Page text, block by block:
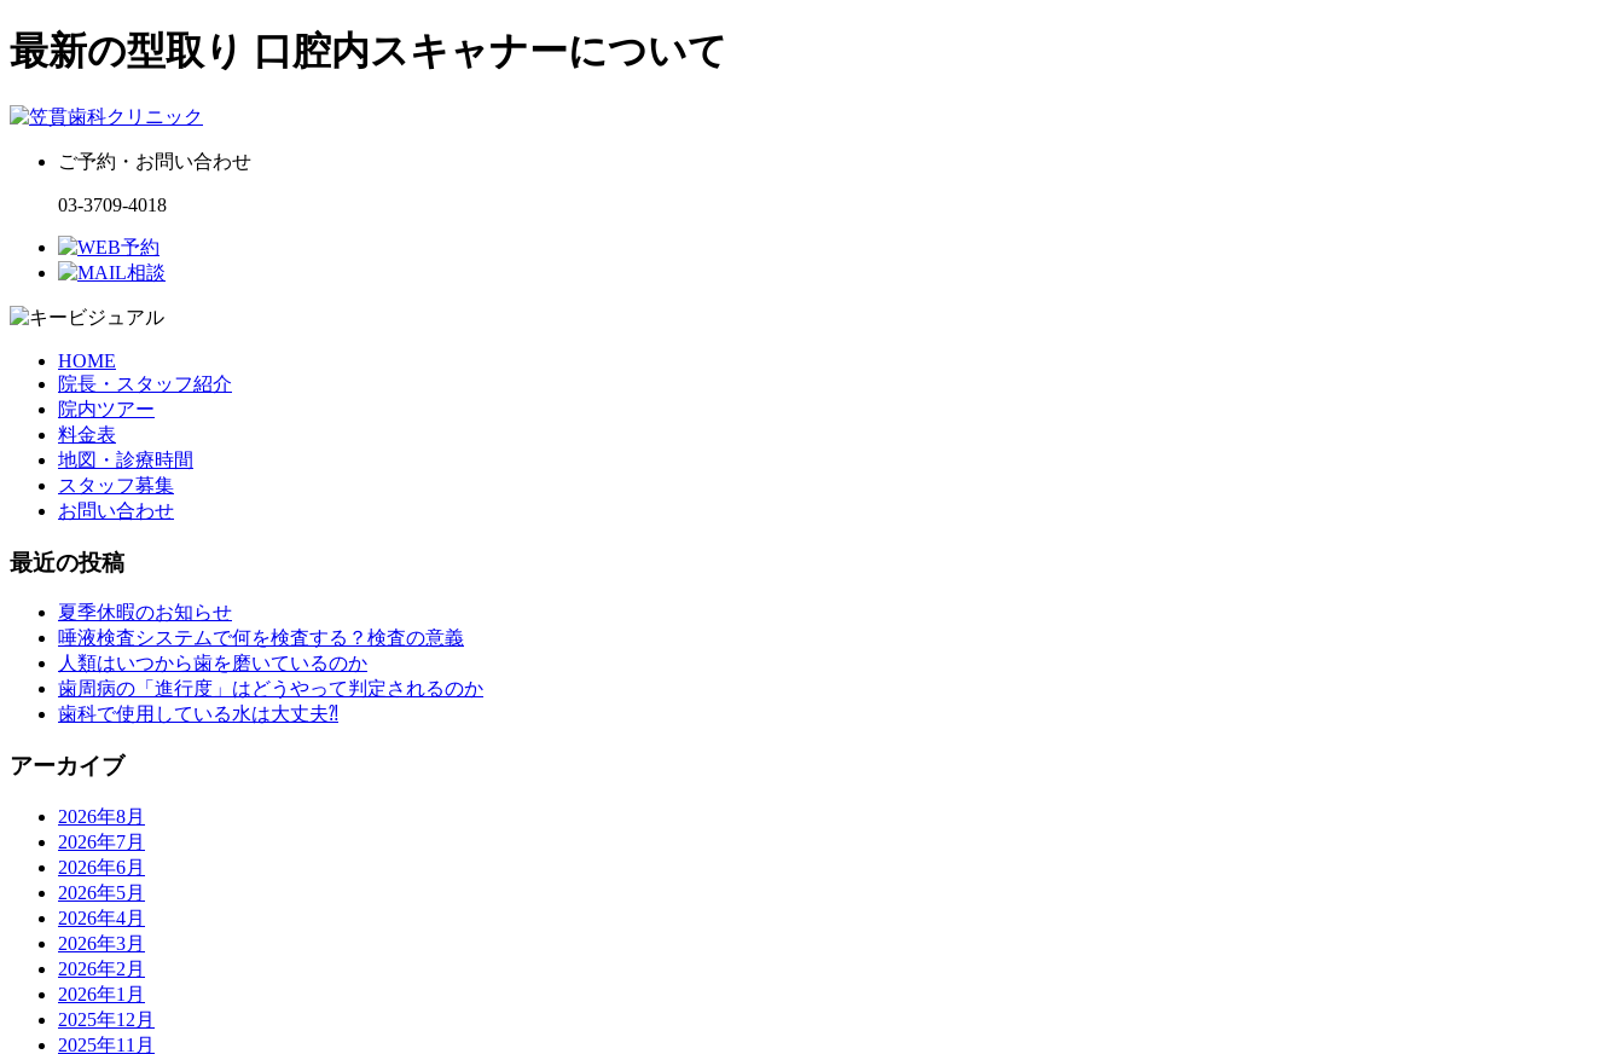
最新の型取り 口腔内スキャナーについて
ご予約・お問い合わせ
03-3709-4018
HOME
院長・スタッフ紹介
院内ツアー
料金表
地図・診療時間
スタッフ募集
お問い合わせ
最近の投稿
夏季休暇のお知らせ
唾液検査システムで何を検査する？検査の意義
人類はいつから歯を磨いているのか
歯周病の「進行度」はどうやって判定されるのか
歯科で使用している水は大丈夫⁈
アーカイブ
2026年8月
2026年7月
2026年6月
2026年5月
2026年4月
2026年3月
2026年2月
2026年1月
2025年12月
2025年11月